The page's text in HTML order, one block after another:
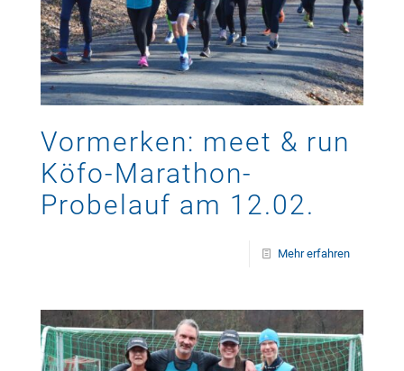
Vormerken: meet & run
Köfo-Marathon-
Probelauf am 12.02.
Mehr erfahren